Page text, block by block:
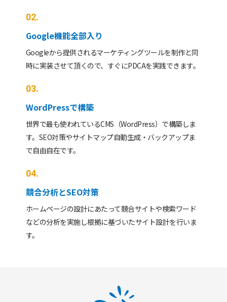
02.
Google機能全部入り
Googleから提供されるマーケティングツールを制作と同
時に実装させて頂くので、すぐにPDCAを実践できます。
03.
WordPressで構築
世界で最も使われているCMS（WordPress）で構築しま
す。SEO対策やサイトマップ自動生成・バックアップま
で自由自在です。
04.
競合分析とSEO対策
ホームページの設計にあたって競合サイトや検索ワード
などの分析を実施し根拠に基づいたサイト設計を行いま
す。